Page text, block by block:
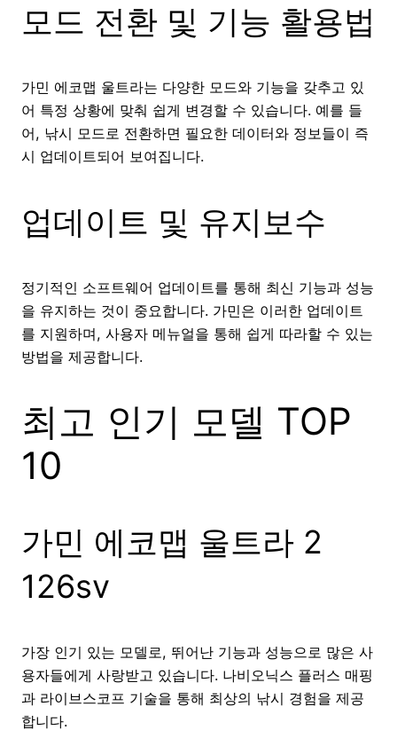
모드 전환 및 기능 활용법
가민 에코맵 울트라는 다양한 모드와 기능을 갖추고 있
어 특정 상황에 맞춰 쉽게 변경할 수 있습니다. 예를 들
어, 낚시 모드로 전환하면 필요한 데이터와 정보들이 즉
시 업데이트되어 보여집니다.
업데이트 및 유지보수
정기적인 소프트웨어 업데이트를 통해 최신 기능과 성능
을 유지하는 것이 중요합니다. 가민은 이러한 업데이트
를 지원하며, 사용자 메뉴얼을 통해 쉽게 따라할 수 있는
방법을 제공합니다.
최고 인기 모델 TOP
10
가민 에코맵 울트라 2
126sv
가장 인기 있는 모델로, 뛰어난 기능과 성능으로 많은 사
용자들에게 사랑받고 있습니다. 나비오닉스 플러스 매핑
과 라이브스코프 기술을 통해 최상의 낚시 경험을 제공
합니다.